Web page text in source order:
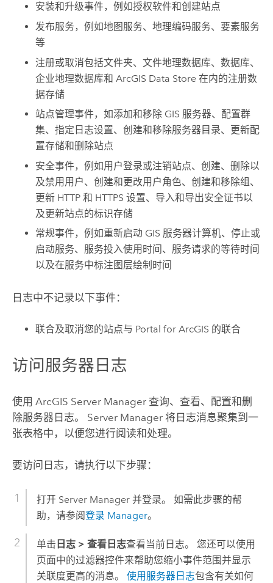
安装和升级事件，例如授权软件和创建站点
发布服务，例如地图服务、地理编码服务、要素服务
等
注册或取消包括文件夹、文件地理数据库、数据库、
企业地理数据库和ArcGIS Data Store 在内的注册数
据存储
站点管理事件，如添加和移除 GIS 服务器、配置群
集、指定日志设置、创建和移除服务器目录、更新配
置存储和删除站点
安全事件，例如用户登录或注销站点、创建、删除以
及禁用用户、创建和更改用户角色、创建和移除组、
更新 HTTP 和 HTTPS 设置、导入和导出安全证书以
及更新站点的标识存储
常规事件，例如重新启动 GIS 服务器计算机、停止或
启动服务、服务投入使用时间、服务请求的等待时间
以及在服务中标注图层绘制时间
日志中不记录以下事件：
联合及取消您的站点与 Portal for ArcGIS 的联合
访问服务器日志
使用 ArcGIS Server Manager查询、查看、配置和删
除服务器日志。 Server Manager将日志消息聚集到一
张表格中，以便您进行阅读和处理。
要访问日志，请执行以下步骤：
打开 Server Manager并登录。 如需此步骤的帮
助，请参阅登录 Manager。
单击 日志 > 查看日志查看当前日志。 您还可以使用
页面中的过滤器控件来帮助您缩小事件范围并显示
关联度更高的消息。 使用服务器日志包含有关如何